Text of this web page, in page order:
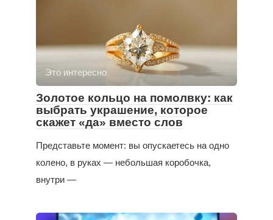
Это интересно
Золотое кольцо на помолвку: как
выбрать украшение, которое
скажет «да» вместо слов
Представьте момент: вы опускаетесь на одно
колено, в руках — небольшая коробочка,
внутри —